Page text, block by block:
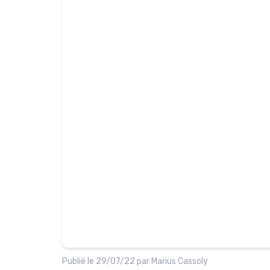
Publié le 29/07/22 par Marius Cassoly